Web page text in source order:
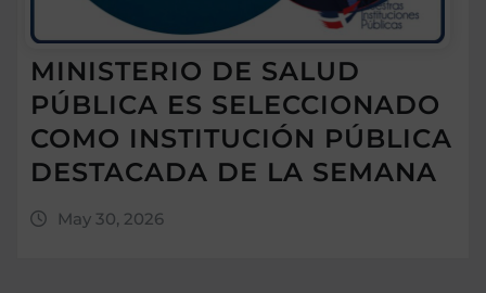
MINISTERIO DE SALUD
PÚBLICA ES SELECCIONADO
COMO INSTITUCIÓN PÚBLICA
DESTACADA DE LA SEMANA
May 30, 2026